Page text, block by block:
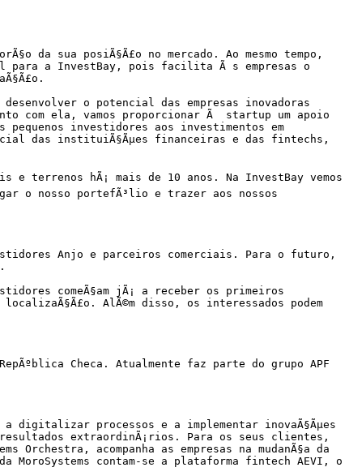
da sua posiÃ§Ã£o no mercado. Ao mesmo tempo,
para a InvestBay, pois facilita Ã s empresas o
o potencial das empresas inovadoras
com ela, vamos proporcionar Ã  startup um apoio
investidores aos investimentos em
das instituiÃ§Ãµes financeiras e das fintechs,
e terrenos hÃ¡ mais de 10 anos. Na InvestBay vemos
o nosso portefÃ³lio e trazer aos nossos
Anjo e parceiros comerciais. Para o futuro,
comeÃ§am jÃ¡ a receber os primeiros
AlÃ©m disso, os interessados podem
Checa. Atualmente faz parte do grupo APF
a digitalizar processos e a implementar inovaÃ§Ãµes
resultados extraordinÃ¡rios. Para os seus clientes,
acompanha as empresas na mudanÃ§a da
MoroSystems contam-se a plataforma fintech AEVI, o